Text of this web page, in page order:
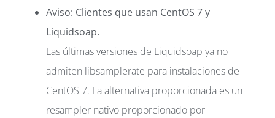
Aviso: Clientes que usan CentOS 7 y
Liquidsoap.
Las últimas versiones de Liquidsoap ya no
admiten libsamplerate para instalaciones de
CentOS 7. La alternativa proporcionada es un
resampler nativo proporcionado por